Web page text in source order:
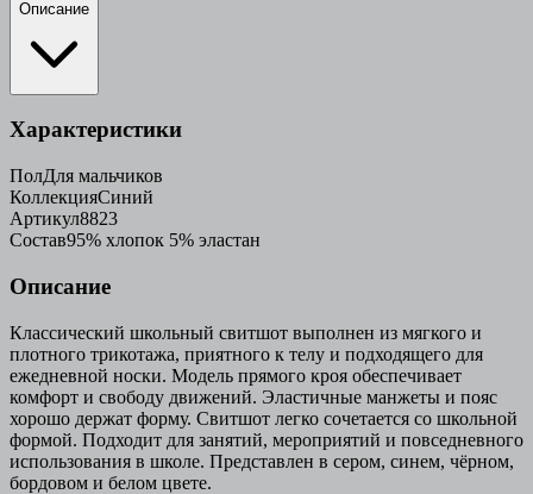
Описание
Характеристики
ПолДля мальчиков
КоллекцияСиний
Артикул8823
Состав95% хлопок 5% эластан
Описание
Классический школьный свитшот выполнен из мягкого и
плотного трикотажа, приятного к телу и подходящего для
ежедневной носки. Модель прямого кроя обеспечивает
комфорт и свободу движений. Эластичные манжеты и пояс
хорошо держат форму. Свитшот легко сочетается со школьной
формой. Подходит для занятий, мероприятий и повседневного
использования в школе. Представлен в сером, синем, чёрном,
бордовом и белом цвете.